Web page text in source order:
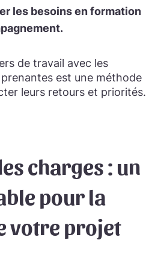
les besoins en formation
de travail avec les
est une méthode
leurs retours et priorités.
charges : un
pour la
votre projet